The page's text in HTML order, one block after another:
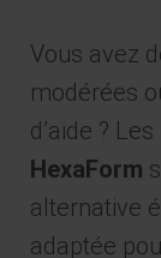
Vous avez
modérées
d’aide ?
HexaForm
alternative
adaptée